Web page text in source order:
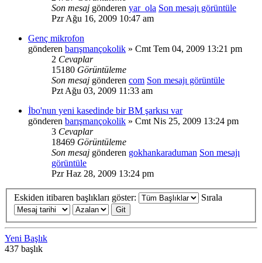
Son mesaj gönderen yar_ola Son mesajı görüntüle
Pzr Ağu 16, 2009 10:47 am
Genç mikrofon
gönderen barışmançokolik » Cmt Tem 04, 2009 13:21 pm
2 Cevaplar
15180 Görüntüleme
Son mesaj gönderen com Son mesajı görüntüle
Pzt Ağu 03, 2009 11:33 am
İbo'nun yeni kasedinde bir BM şarkısı var
gönderen barışmançokolik » Cmt Nis 25, 2009 13:24 pm
3 Cevaplar
18469 Görüntüleme
Son mesaj gönderen gokhankaraduman Son mesajı
görüntüle
Pzr Haz 28, 2009 13:24 pm
Eskiden itibaren başlıkları göster: Sırala
Yeni Başlık
437 başlık